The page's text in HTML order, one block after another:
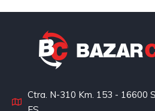
Ctra. N-310 Km. 153 - 16600